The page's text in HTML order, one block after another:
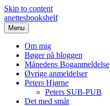
Skip to content
anettesbookshelf
Menu
Om mig
Bøger på bloggen
Månedens Boganmeldelse
Øvrige anmeldelser
Peters Hjørne
Peters SUB-PUB
Det med småt